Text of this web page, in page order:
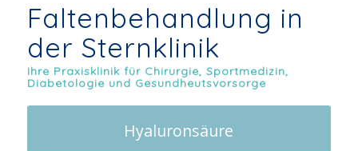
Faltenbehandlung in
der Sternklinik
Ihre Praxisklinik für Chirurgie, Sportmedizin,
Diabetologie und Gesundheutsvorsorge
Hyaluronsäure